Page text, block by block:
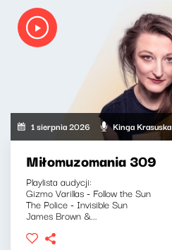
1 sierpnia 2026 Kinga Krasuska
Miłomuzomania 309
Playlista audycji:
Gizmo Varillas - Follow the Sun
The Police - Invisible Sun
James Brown &...